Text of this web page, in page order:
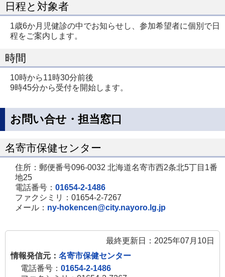
日程と対象者
1歳6か月児健診の中でお知らせし、参加希望者に個別で日
程をご案内します。
時間
10時から11時30分前後
9時45分から受付を開始します。
お問い合せ・担当窓口
名寄市保健センター
住所：郵便番号096-0032 北海道名寄市西2条北5丁目1番
地25
電話番号： 01654-2-1486
ファクシミリ：01654-2-7267
メール： ny-hokencen@city.nayoro.lg.jp
最終更新日：2025年07月10日
情報発信元： 名寄市保健センター
電話番号： 01654-2-1486